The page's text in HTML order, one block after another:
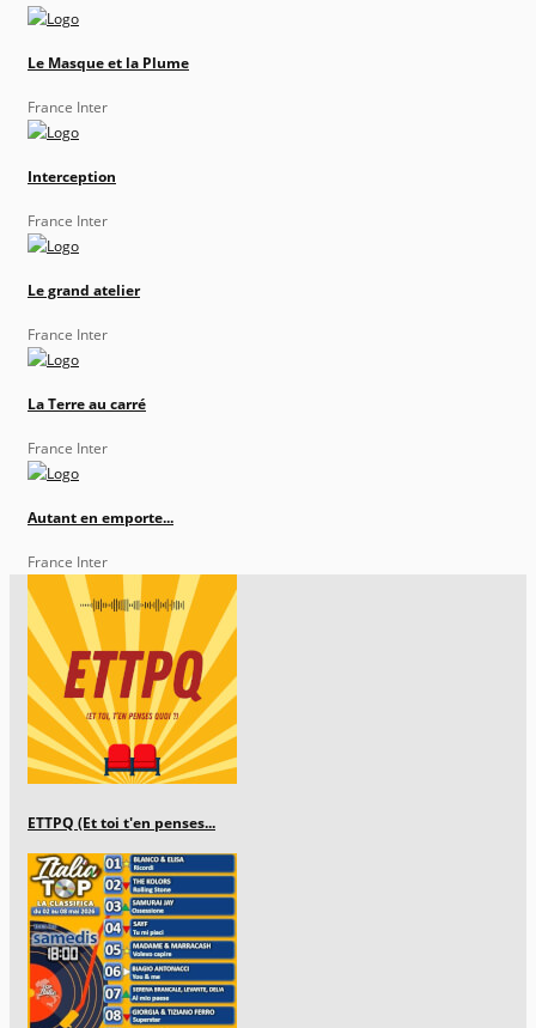
Le Masque et la Plume
France Inter
Interception
France Inter
Le grand atelier
France Inter
La Terre au carré
France Inter
Autant en emporte...
France Inter
ETTPQ (Et toi t'en penses...